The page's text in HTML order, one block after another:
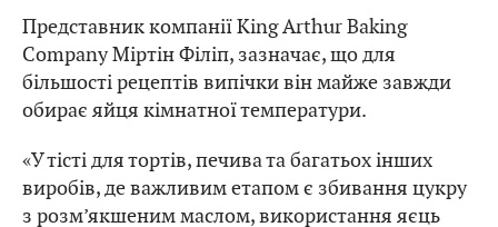
Представник компанії King Arthur Baking
Company Міртін Філіп, зазначає, що для
більшості рецептів випічки він майже завжди
обирає яйця кімнатної температури.
«У тісті для тортів, печива та багатьох інших
виробів, де важливим етапом є збивання цукру
з розм’якшеним маслом, використання яєць